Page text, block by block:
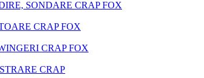
SONDARE CRAP FOX
CRAP FOX
CRAP FOX
CRAP